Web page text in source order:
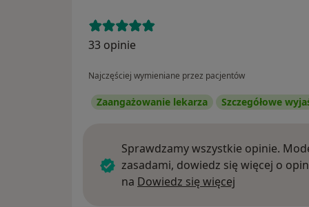
33 opinie
Najczęściej wymieniane przez pacjentów
Zaangażowanie lekarza Szczegółowe
Sprawdzamy wszystkie opinie.
zasadami, dowiedz się więcej o
na Dowiedz się więcej